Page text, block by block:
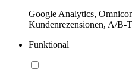
Google Analytics,
Kundenrezensionen, A/B-
Funktional